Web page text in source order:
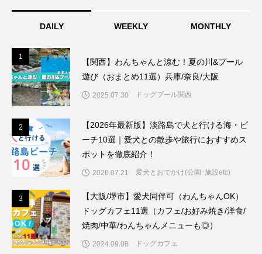
DAILY WEEKLY MONTHLY
1
【関西】わんちゃんと涼む！夏の川&プール
遊び（おまとめ11選）兵庫/奈良/大阪
2025.07.30 ドッグプール関西
2
【2026年最新版】淡路島で犬と行ける海・ビ
ーチ10選｜愛犬との散歩や旅行におすすめス
ポットを徹底紹介！
2026.07.21 愛犬とおでかけ(公園･施設etc)
3
【大阪/堺市】愛犬同伴可（わんちゃんOK）
ドッグカフェ11選（カフェ/お好み焼き/洋食/
焼肉/中華/わんちゃんメニューも◎）
2024.09.08 ドッグカフェ